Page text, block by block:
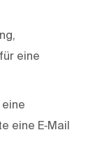
eine
eine E‑Mail